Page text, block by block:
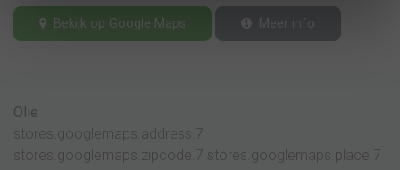
Bekijk op Google Maps Meer info
Olie
stores.googlemaps.address.7
stores.googlemaps.zipcode.7 stores.googlemaps.place.7